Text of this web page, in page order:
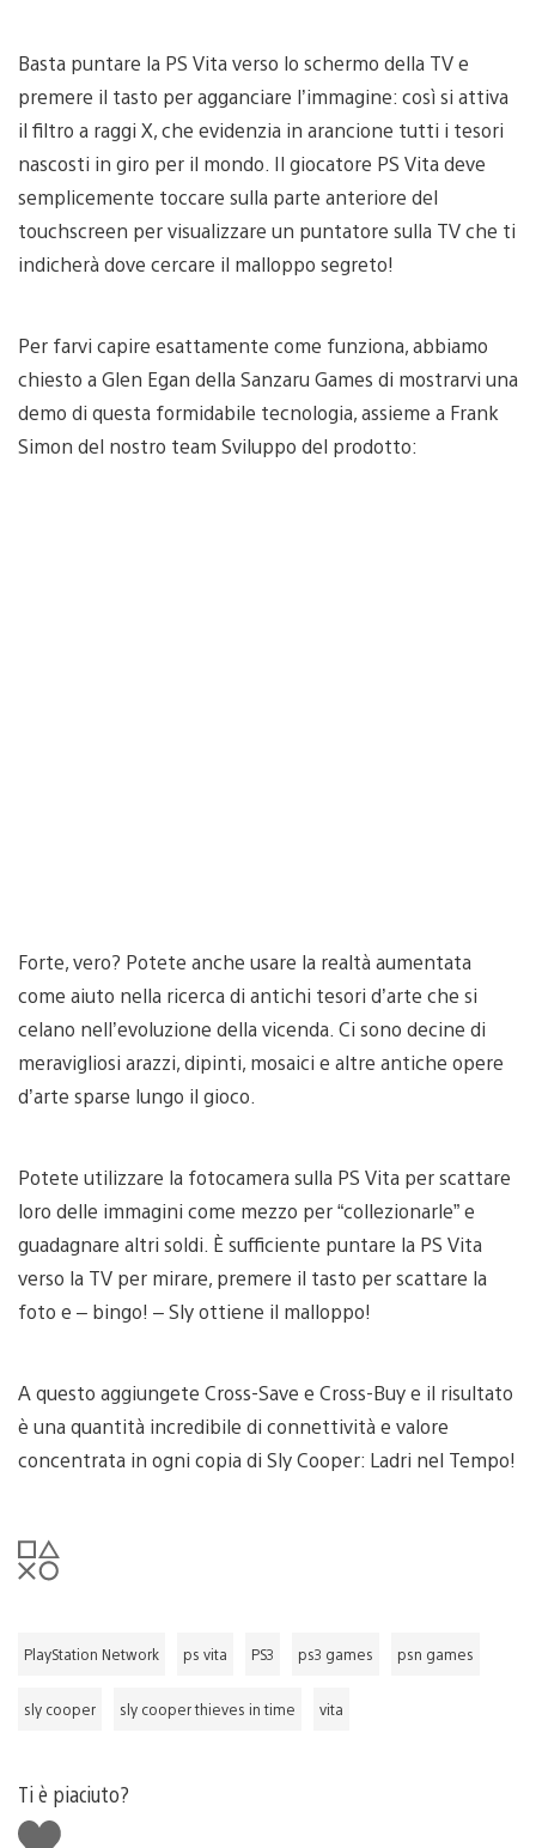
Basta puntare la PS Vita verso lo schermo della TV e
premere il tasto per agganciare l’immagine: così si attiva
il filtro a raggi X, che evidenzia in arancione tutti i tesori
nascosti in giro per il mondo. Il giocatore PS Vita deve
semplicemente toccare sulla parte anteriore del
touchscreen per visualizzare un puntatore sulla TV che ti
indicherà dove cercare il malloppo segreto!
Per farvi capire esattamente come funziona, abbiamo
chiesto a Glen Egan della Sanzaru Games di mostrarvi una
demo di questa formidabile tecnologia, assieme a Frank
Simon del nostro team Sviluppo del prodotto:
Forte, vero? Potete anche usare la realtà aumentata
come aiuto nella ricerca di antichi tesori d’arte che si
celano nell’evoluzione della vicenda. Ci sono decine di
meravigliosi arazzi, dipinti, mosaici e altre antiche opere
d’arte sparse lungo il gioco.
Potete utilizzare la fotocamera sulla PS Vita per scattare
loro delle immagini come mezzo per “collezionarle” e
guadagnare altri soldi. È sufficiente puntare la PS Vita
verso la TV per mirare, premere il tasto per scattare la
foto e – bingo! – Sly ottiene il malloppo!
A questo aggiungete Cross-Save e Cross-Buy e il risultato
è una quantità incredibile di connettività e valore
concentrata in ogni copia di Sly Cooper: Ladri nel Tempo!
PlayStation Network ps vita PS3 ps3 games psn games
sly cooper sly cooper thieves in time vita
Ti è piaciuto?
Mi